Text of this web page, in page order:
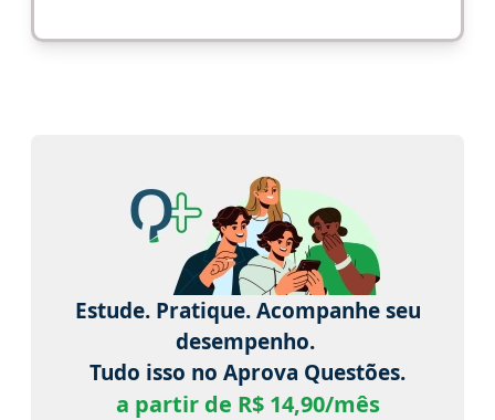
Estude. Pratique. Acompanhe seu
desempenho.
Tudo isso no Aprova Questões.
a partir de R$ 14,90/mês